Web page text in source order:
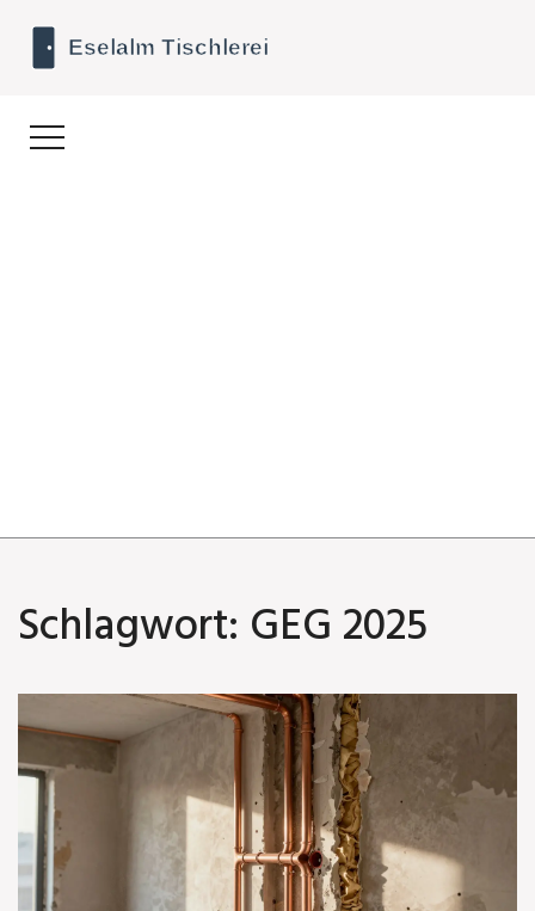
Schlagwort: GEG 2025